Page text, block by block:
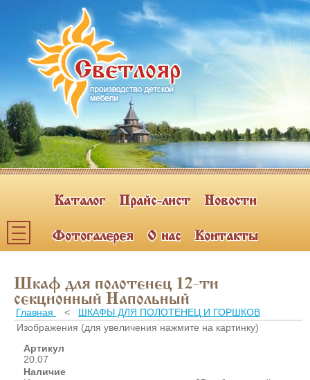
Каталог Прайс-лист Новости
Фотогалерея О нас Контакты
Каталог мебели
ПОЛКИ НАВЕСНЫЕ (2)
ШКАФЫ ДЛЯ КАБИНЕТОВ
И ОФИСОВ (95)
СТОЛЫ ДЛЯ КАБИНЕТОВ И
ОФИСОВ (59)
КРОВАТИ ДЛЯ ДЕТСКОГО
Шкаф для полотенец 12-ти
секционный Напольный
Главная < ШКАФЫ ДЛЯ ПОЛОТЕНЕЦ И ГОРШКОВ
Изображения (для увеличения нажмите на картинку)
Артикул
20.07
Наличие